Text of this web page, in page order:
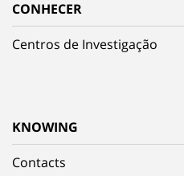
CONHECER
Centros de Investigação
KNOWING
Contacts